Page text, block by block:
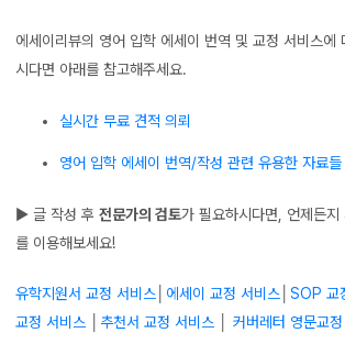
에세이리뷰의 영어 입학 에세이 번역 및 교정 서비스에
시다면 아래를 참고해주세요.
실시간 무료 견적 의뢰
영어 입학 에세이 번역/작성 관련 유용한 자료들
▶ 글 작성 후 전문가의 검토가 필요하시다면, 언제든지
를 이용해보세요!
유학지원서 교정 서비스 에세이 교정 서비스 SOP 교
교정 서비스
추천서 교정 서비스 커버레터 영문교